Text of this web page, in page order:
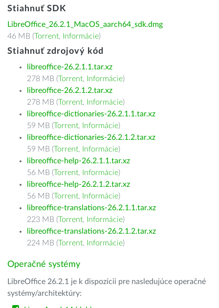
Stiahnuť SDK
LibreOffice_26.2.1_MacOS_aarch64_sdk.dmg
46 MB (Torrent, Informácie)
Stiahnuť zdrojový kód
libreoffice-26.2.1.1.tar.xz
278 MB (Torrent, Informácie)
libreoffice-26.2.1.2.tar.xz
278 MB (Torrent, Informácie)
libreoffice-dictionaries-26.2.1.1.tar.xz
59 MB (Torrent, Informácie)
libreoffice-dictionaries-26.2.1.2.tar.xz
59 MB (Torrent, Informácie)
libreoffice-help-26.2.1.1.tar.xz
56 MB (Torrent, Informácie)
libreoffice-help-26.2.1.2.tar.xz
56 MB (Torrent, Informácie)
libreoffice-translations-26.2.1.1.tar.xz
223 MB (Torrent, Informácie)
libreoffice-translations-26.2.1.2.tar.xz
224 MB (Torrent, Informácie)
Operačné systémy
LibreOffice 26.2.1 je k dispozícii pre nasledujúce operačné
systémy/architektúry: